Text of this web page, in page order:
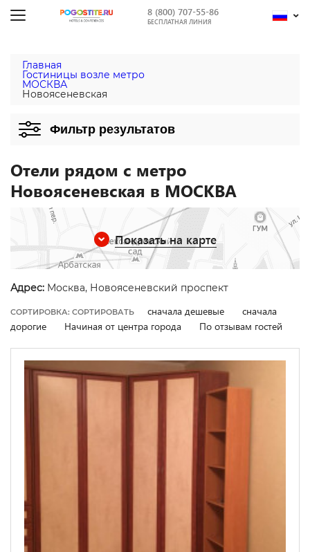
8 (800) 707-55-86
БЕСПЛАТНАЯ ЛИНИЯ
Главная
Гостиницы возле метро
МОСКВА
Новоясеневская
Фильтр результатов
Отели рядом с метро
Новоясеневская в МОСКВА
Показать на карте
Адрес: Москва, Новоясеневский проспект
СОРТИРОВКА: СОРТИРОВАТЬ сначала дешевые
сначала
дорогие
Начиная от центра города По отзывам гостей